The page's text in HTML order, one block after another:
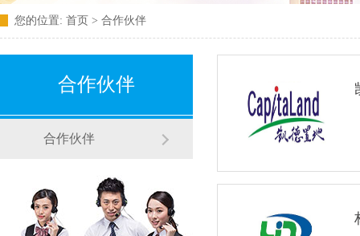
您的位置: 首页 > 合作伙伴
合作伙伴
合作伙伴